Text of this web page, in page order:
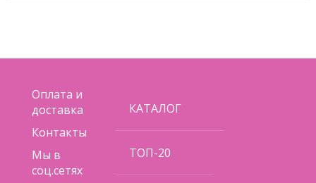
Оплата и
доставка
Контакты
Мы в
соц.сетях
КАТАЛОГ
ТОП-20